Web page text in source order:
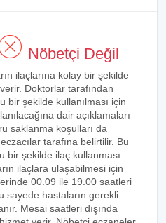
Nöbetçi Değil
ilaçlarına kolay bir şekilde
Doktorlar tarafından
bir şekilde kullanılması için
dair açıklamaları
saklanma koşulları da
tarafına belirtilir. Bu
bir şekilde ilaç kullanması
ilaçlara ulaşabilmesi için
00.09 ile 19.00 saatleri
sayede hastaların gerekli
Mesai saatleri dışında